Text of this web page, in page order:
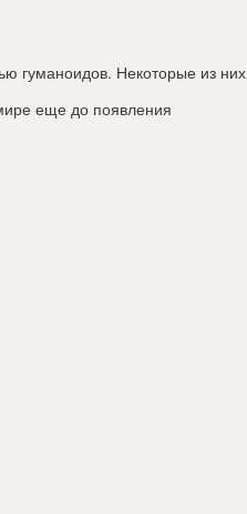
гуманоидов. Некоторые из них
еще до появления